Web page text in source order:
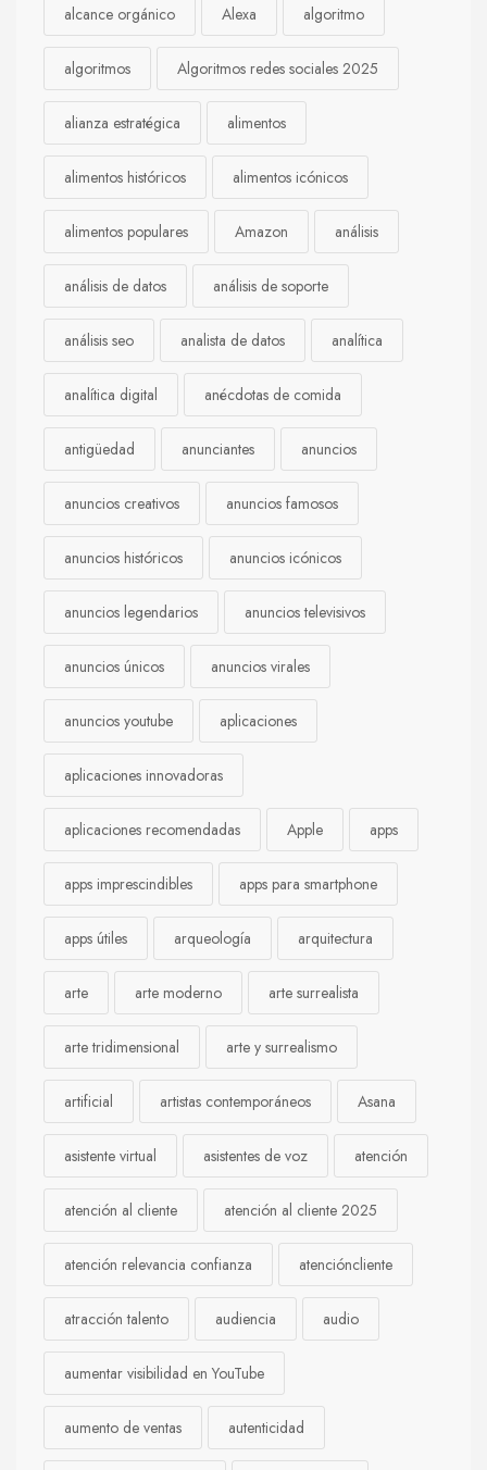
alcance orgánico Alexa algoritmo
algoritmos Algoritmos redes sociales 2025
alianza estratégica alimentos
alimentos históricos alimentos icónicos
alimentos populares Amazon análisis
análisis de datos análisis de soporte
análisis seo analista de datos analítica
analítica digital anécdotas de comida
antigüedad anunciantes anuncios
anuncios creativos anuncios famosos
anuncios históricos anuncios icónicos
anuncios legendarios anuncios televisivos
anuncios únicos anuncios virales
anuncios youtube aplicaciones
aplicaciones innovadoras
aplicaciones recomendadas Apple apps
apps imprescindibles apps para smartphone
apps útiles arqueología arquitectura
arte arte moderno arte surrealista
arte tridimensional arte y surrealismo
artificial artistas contemporáneos Asana
asistente virtual asistentes de voz atención
atención al cliente atención al cliente 2025
atención relevancia confianza atencióncliente
atracción talento audiencia audio
aumentar visibilidad en YouTube
aumento de ventas autenticidad